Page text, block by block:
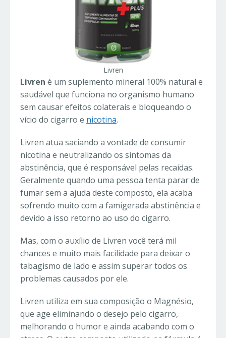
Livren
Livren é um suplemento mineral 100% natural e
saudável que funciona no organismo humano
sem causar efeitos colaterais e bloqueando o
vício do cigarro e nicotina.
Livren atua saciando a vontade de consumir
nicotina e neutralizando os sintomas da
abstinência, que é responsável pelas recaídas.
Geralmente quando uma pessoa tenta parar de
fumar sem a ajuda deste composto, ela acaba
sofrendo muito com a famigerada abstinência e
devido a isso retorno ao uso do cigarro.
Mas, com o auxílio de Livren você terá mil
chances e muito mais facilidade para deixar o
tabagismo de lado e assim superar todos os
problemas causados por ele.
Livren utiliza em sua composição o Magnésio,
que age eliminando o desejo pelo cigarro,
melhorando o humor e ainda acabando com o